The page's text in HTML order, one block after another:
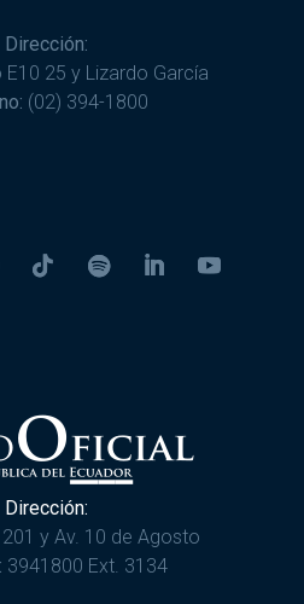
Dirección:
25 y Lizardo García
(02) 394-1800
Dirección:
y Av. 10 de Agosto
3941800 Ext. 3134